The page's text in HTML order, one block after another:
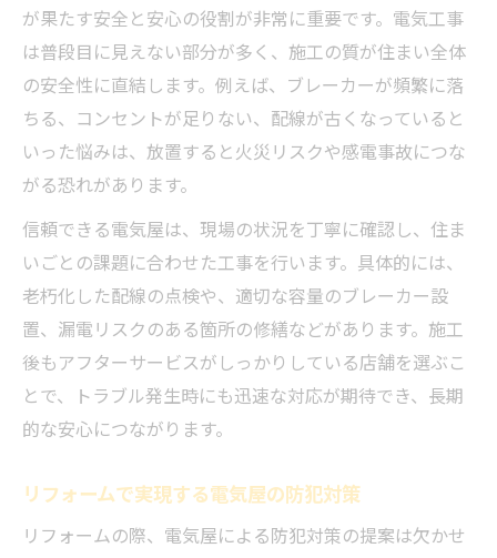
が果たす安全と安心の役割が非常に重要です。電気工事
は普段目に見えない部分が多く、施工の質が住まい全体
の安全性に直結します。例えば、ブレーカーが頻繁に落
ちる、コンセントが足りない、配線が古くなっていると
いった悩みは、放置すると火災リスクや感電事故につな
がる恐れがあります。
信頼できる電気屋は、現場の状況を丁寧に確認し、住ま
いごとの課題に合わせた工事を行います。具体的には、
老朽化した配線の点検や、適切な容量のブレーカー設
置、漏電リスクのある箇所の修繕などがあります。施工
後もアフターサービスがしっかりしている店舗を選ぶこ
とで、トラブル発生時にも迅速な対応が期待でき、長期
的な安心につながります。
リフォームで実現する電気屋の防犯対策
リフォームの際、電気屋による防犯対策の提案は欠かせ